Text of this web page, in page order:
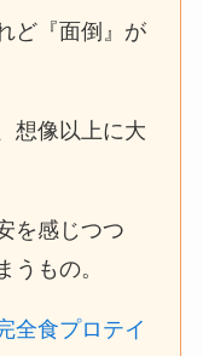
ど『面倒』が
想像以上に大
を感じつつ
うもの。
全食プロテイ